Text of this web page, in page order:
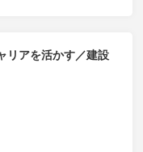
リアを活かす／建設